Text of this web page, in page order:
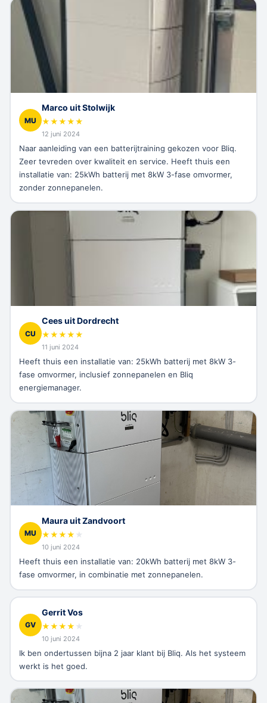
MU
Marco uit Stolwijk
★★★★★
12 juni 2024
Naar aanleiding van een batterijtraining gekozen voor Bliq.
Zeer tevreden over kwaliteit en service. Heeft thuis een
installatie van: 25kWh batterij met 8kW 3-fase omvormer,
zonder zonnepanelen.
CU
Cees uit Dordrecht
★★★★★
11 juni 2024
Heeft thuis een installatie van: 25kWh batterij met 8kW 3-
fase omvormer, inclusief zonnepanelen en Bliq
energiemanager.
MU
Maura uit Zandvoort
★★★★ ★
10 juni 2024
Heeft thuis een installatie van: 20kWh batterij met 8kW 3-
fase omvormer, in combinatie met zonnepanelen.
GV
Gerrit Vos
★★★★ ★
10 juni 2024
Ik ben ondertussen bijna 2 jaar klant bij Bliq. Als het systeem
werkt is het goed.